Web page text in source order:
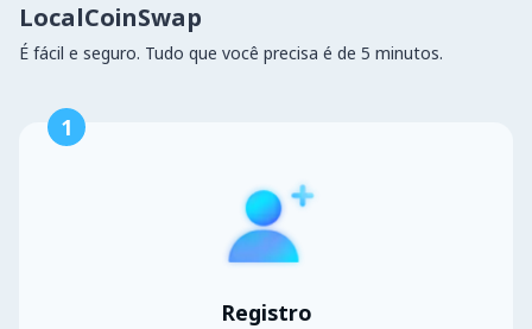
LocalCoinSwap
É fácil e seguro. Tudo que você precisa é de 5 minutos.
1
Registro